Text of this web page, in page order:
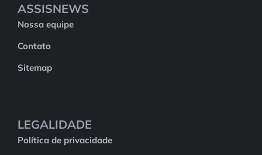
ASSISNEWS
Nossa equipe
Contato
Sitemap
LEGALIDADE
Política de privacidade